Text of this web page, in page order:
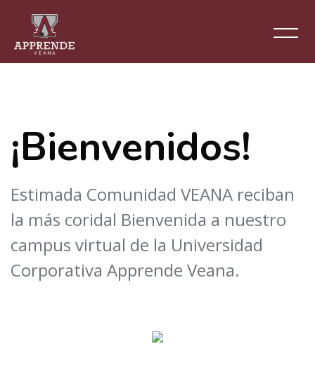
¡Bienvenidos!
Estimada Comunidad VEANA reciban
la más coridal Bienvenida a nuestro
campus virtual de la Universidad
Corporativa Apprende Veana.